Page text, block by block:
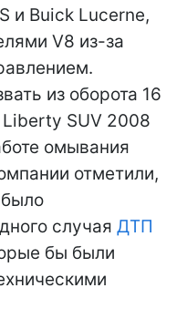
и Buick Lucerne,
V8 из-за
из оборота 16
Liberty SUV 2008
омывания
отметили,
случая ДТП
бы были